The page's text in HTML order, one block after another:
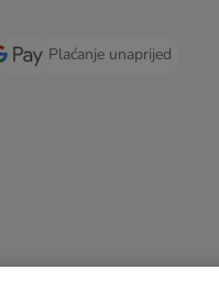
Method
Method
pay Payment Method
Plaćanje unaprijed
Plaćanje unaprijed